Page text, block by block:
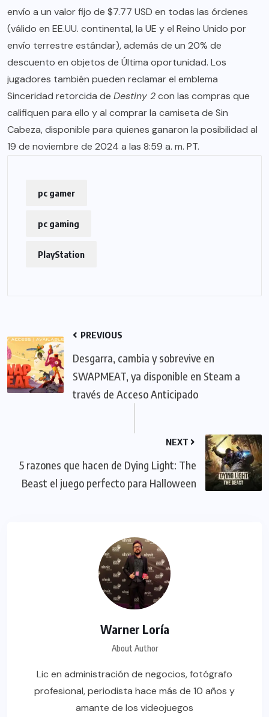
envío a un valor fijo de $7.77 USD en todas las órdenes
(válido en EE.UU. continental, la UE y el Reino Unido por
envío terrestre estándar), además de un 20% de
descuento en objetos de Última oportunidad. Los
jugadores también pueden reclamar el emblema
Sinceridad retorcida de Destiny 2con las compras que
califiquen para ello y al comprar la camiseta de Sin
Cabeza, disponible para quienes ganaron la posibilidad al
19 de noviembre de 2024 a las 8:59 a. m. PT.
pc gamer
pc gaming
PlayStation
PREVIOUS
Desgarra, cambia y sobrevive en
SWAPMEAT, ya disponible en Steam a
través de Acceso Anticipado
NEXT
5 razones que hacen de Dying Light: The
Beast el juego perfecto para Halloween
Warner Loría
About Author
Lic en administración de negocios, fotógrafo
profesional, periodista hace más de 10 años y
amante de los videojuegos